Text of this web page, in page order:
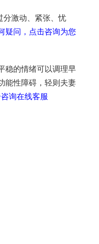
分激动、紧张、忧
疑问，点击咨询为您
稳的情绪可以调理早
能性障碍，轻则夫妻
询在线客服